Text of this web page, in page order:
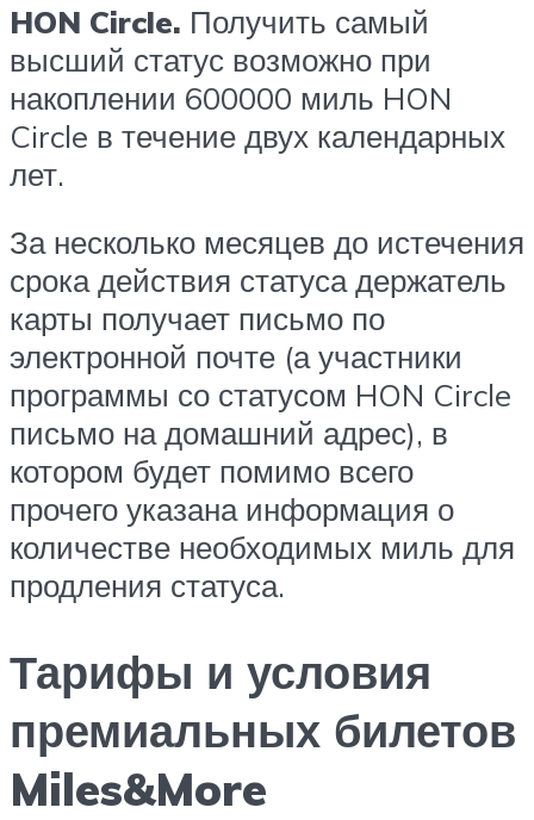
HON Circle. Получить самый
высший статус возможно при
накоплении 600000 миль HON
Circle в течение двух календарных
лет.
За несколько месяцев до истечения
срока действия статуса держатель
карты получает письмо по
электронной почте (а участники
программы со статусом HON Circle
письмо на домашний адрес), в
котором будет помимо всего
прочего указана информация о
количестве необходимых миль для
продления статуса.
Тарифы и условия
премиальных билетов
Miles&More